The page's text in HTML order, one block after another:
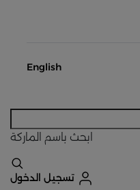
English
ابحث باسم الماركة
تسجيل الدخول